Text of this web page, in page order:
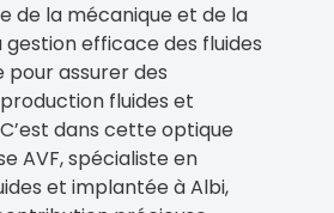
de la mécanique et de la
gestion efficace des fluides
pour assurer des
fluides et
dans cette optique
AVF, spécialiste en
et implantée à Albi,